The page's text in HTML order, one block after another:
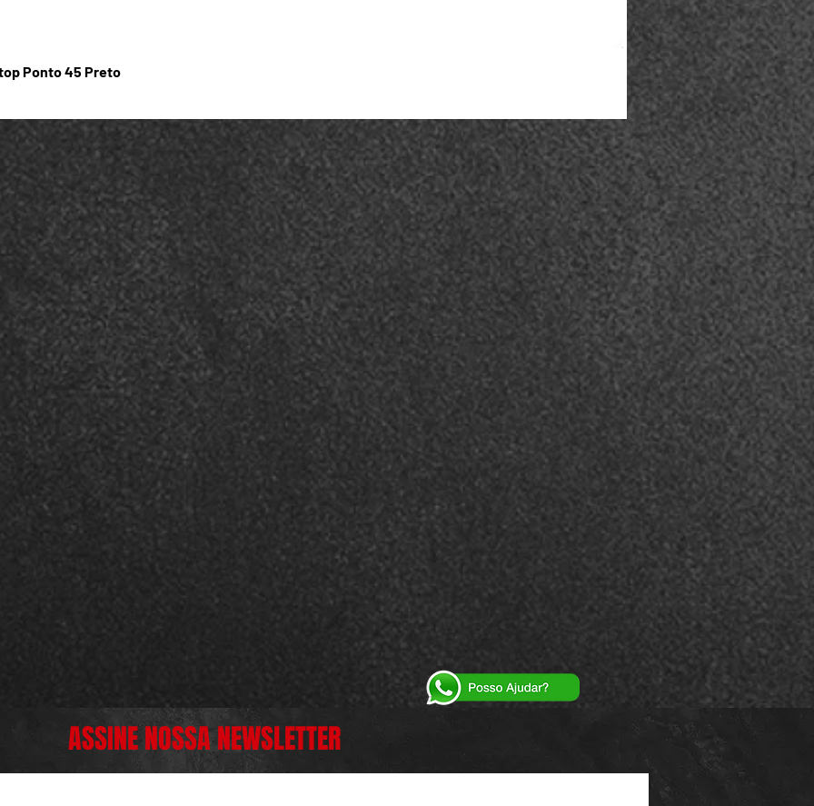
Ponto 45 Preto Coturno Acero .50 - Preto
Esgotado
ASSINE NOSSA NEWSLETTER
Powered by
InnoTech Apps
Your 14 days trial has expired.
The trial's over, but the show must go on! 🎬
Upgrade now to keep your web masterpiece in